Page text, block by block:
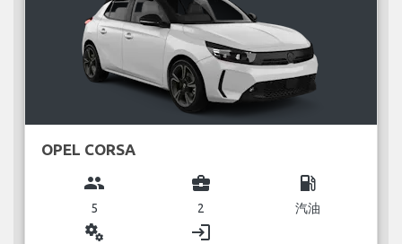
OPEL CORSA
group
5
business_center
2
local_gas_station
汽油
miscellaneous_services login